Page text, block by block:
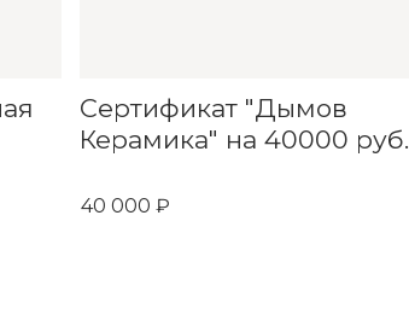
Сертификат "Дымов
Керамика" на 40000 руб.
40 000 ₽